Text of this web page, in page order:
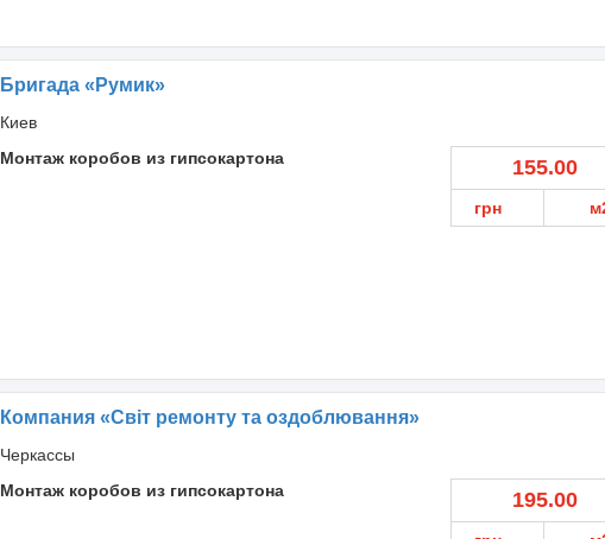
Бригада «Румик»
Киев
Монтаж коробов из гипсокартона
155.00
грн
Компания «Світ ремонту та оздоблювання»
Черкассы
Монтаж коробов из гипсокартона
195.00